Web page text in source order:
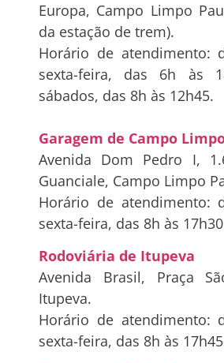
Europa, Campo Limpo
da estação de trem).
Horário de atendimento:
sexta-feira, das 6h às
sábados, das 8h às 12h45.
Garagem de Campo
Avenida Dom Pedro I,
Guanciale, Campo Limpo
Horário de atendimento:
sexta-feira, das 8h às
Rodoviária de Itupeva
Avenida Brasil, Praça
Itupeva.
Horário de atendimento:
sexta-feira, das 8h às